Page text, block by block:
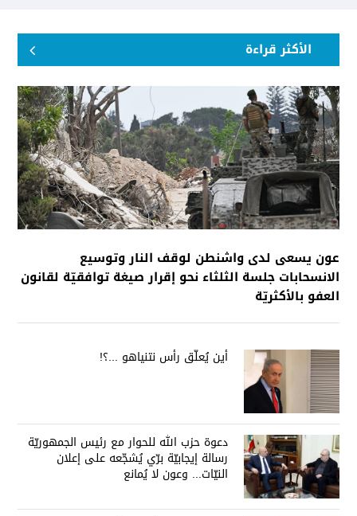
الأكثر قراءة
عون يسعى لدى واشنطن لوقف النار وتوسيع
الانسحابات جلسة الثلثاء نحو إقرار صيغة توافقيّة لقانون
العفو بالأكثريّة
أين يُعلّق رأس نتنياهو ...؟!
دعوة حزب الله للحوار مع رئيس الجمهوريّة
رسالة إيجابيّة برّي يُشجّعه على إعلان
النيّات... وعون لا يُمانع